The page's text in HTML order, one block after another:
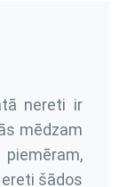
nereti ir
mēdzam
šādos